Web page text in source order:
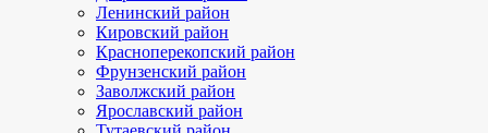
Ленинский район
Кировский район
Красноперекопский район
Фрунзенский район
Заволжский район
Ярославский район